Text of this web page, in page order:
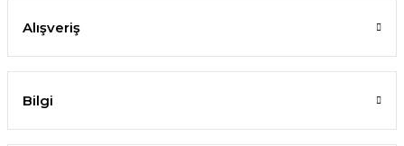
Alışveriş
Bilgi